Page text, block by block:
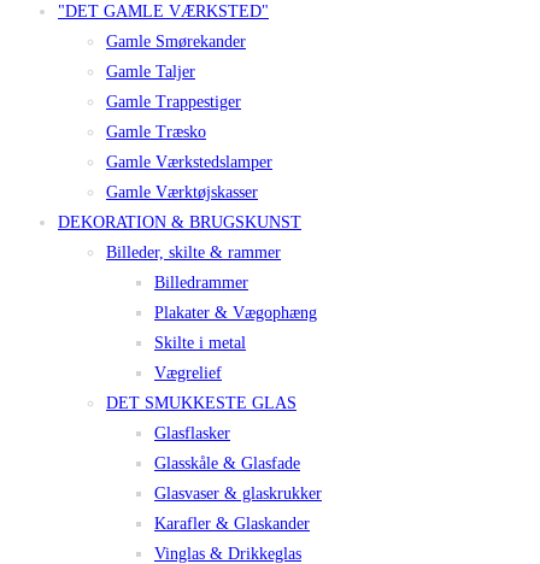
"DET GAMLE VÆRKSTED"
Gamle Smørekander
Gamle Taljer
Gamle Trappestiger
Gamle Træsko
Gamle Værkstedslamper
Gamle Værktøjskasser
DEKORATION & BRUGSKUNST
Billeder, skilte & rammer
Billedrammer
Plakater & Vægophæng
Skilte i metal
Vægrelief
DET SMUKKESTE GLAS
Glasflasker
Glasskåle & Glasfade
Glasvaser & glaskrukker
Karafler & Glaskander
Vinglas & Drikkeglas